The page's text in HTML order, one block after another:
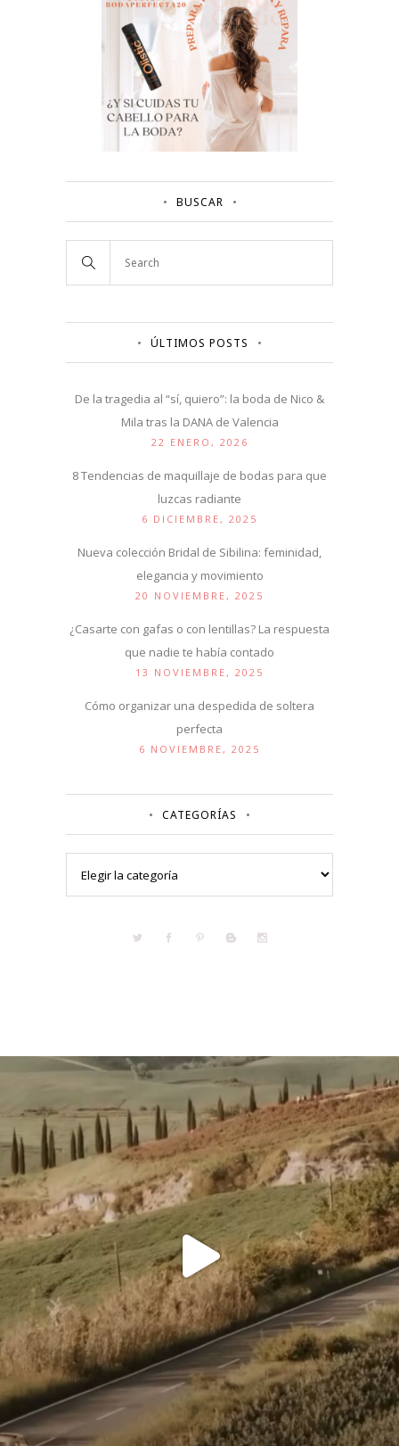
BUSCAR
ÚLTIMOS POSTS
De la tragedia al “sí, quiero”: la boda de Nico &
Mila tras la DANA de Valencia
22 ENERO, 2026
8 Tendencias de maquillaje de bodas para que
luzcas radiante
6 DICIEMBRE, 2025
Nueva colección Bridal de Sibilina: feminidad,
elegancia y movimiento
20 NOVIEMBRE, 2025
¿Casarte con gafas o con lentillas? La respuesta
que nadie te había contado
13 NOVIEMBRE, 2025
Cómo organizar una despedida de soltera
perfecta
6 NOVIEMBRE, 2025
CATEGORÍAS